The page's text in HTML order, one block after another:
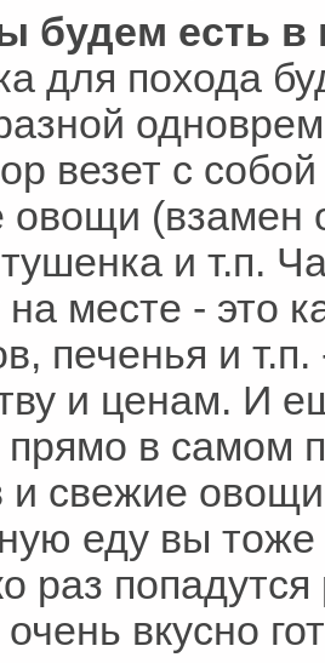
будем есть в
для похода
везет с
(взамен
и т.п.
на месте - это
печенья и
и ценам. И
прямо в самом
и свежие
еду вы тоже
раз
вкусно